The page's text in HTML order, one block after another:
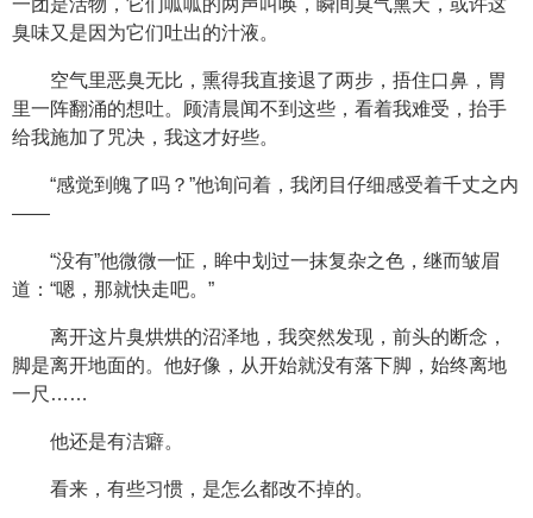
一团是活物，它们呱呱的两声叫唤，瞬间臭气熏天，或许这
臭味又是因为它们吐出的汁液。
空气里恶臭无比，熏得我直接退了两步，捂住口鼻，胃
里一阵翻涌的想吐。顾清晨闻不到这些，看着我难受，抬手
给我施加了咒决，我这才好些。
“感觉到魄了吗？”他询问着，我闭目仔细感受着千丈之内
——
“没有”他微微一怔，眸中划过一抹复杂之色，继而皱眉
道：“嗯，那就快走吧。”
离开这片臭烘烘的沼泽地，我突然发现，前头的断念，
脚是离开地面的。他好像，从开始就没有落下脚，始终离地
一尺……
他还是有洁癖。
看来，有些习惯，是怎么都改不掉的。